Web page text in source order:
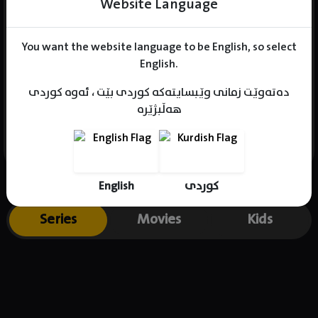
You want the website language to be English, so select
English.
دەتەوێت زمانی وێبسایتەکە کوردی بێت ، ئەوە کوردی
هەڵبژێرە
English کوردی
Name : Park Hae-Young
Born :
Place of birth : South Korea
Series Movies Kids